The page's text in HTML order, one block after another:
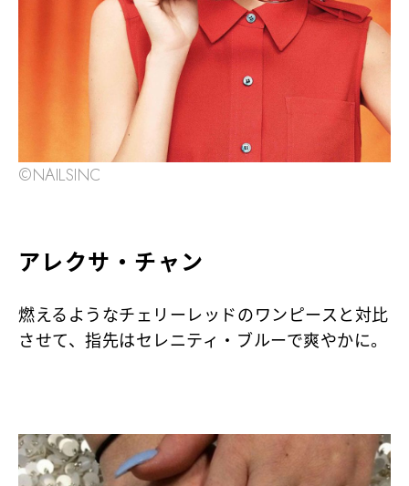
©NAILSINC
アレクサ・チャン
燃えるようなチェリーレッドのワンピースと対比
させて、指先はセレニティ・ブルーで爽やかに。